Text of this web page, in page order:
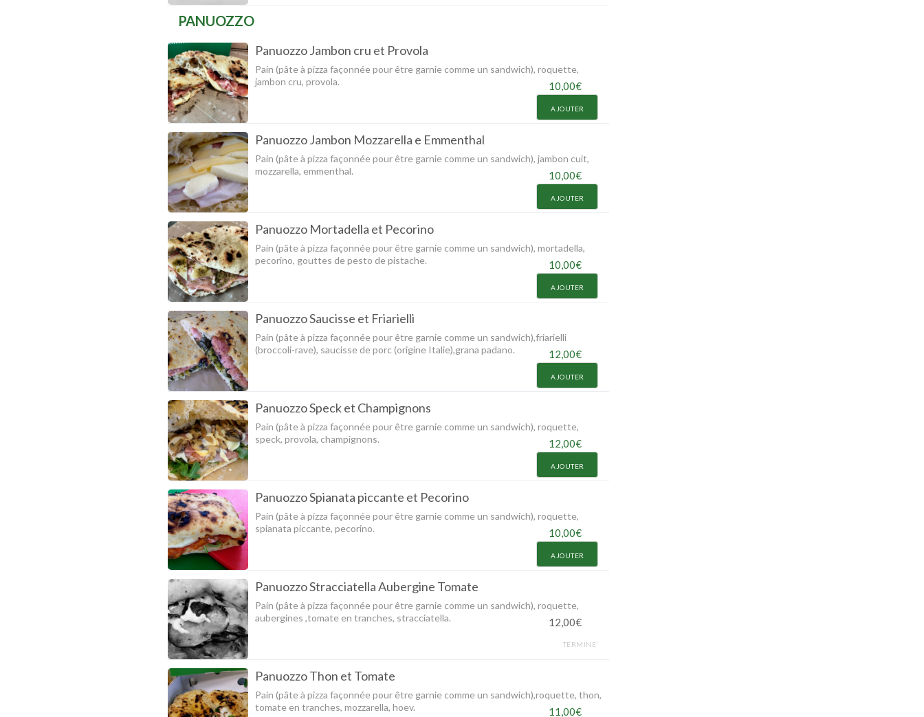
PANUOZZO
Panuozzo Jambon cru et Provola
Pain (pâte à pizza façonnée pour être garnie comme un sandwich), roquette,
jambon cru, provola.
10,00€
AJOUTER
Panuozzo Jambon Mozzarella e Emmenthal
Pain (pâte à pizza façonnée pour être garnie comme un sandwich), jambon cuit,
mozzarella, emmenthal.
10,00€
AJOUTER
Panuozzo Mortadella et Pecorino
Pain (pâte à pizza façonnée pour être garnie comme un sandwich), mortadella,
pecorino, gouttes de pesto de pistache.
10,00€
AJOUTER
Panuozzo Saucisse et Friarielli
Pain (pâte à pizza façonnée pour être garnie comme un sandwich),friarielli
(broccoli-rave), saucisse de porc (origine Italie),grana padano.
12,00€
AJOUTER
Panuozzo Speck et Champignons
Pain (pâte à pizza façonnée pour être garnie comme un sandwich), roquette,
speck, provola, champignons.
12,00€
AJOUTER
Panuozzo Spianata piccante et Pecorino
Pain (pâte à pizza façonnée pour être garnie comme un sandwich), roquette,
spianata piccante, pecorino.
10,00€
AJOUTER
Panuozzo Stracciatella Aubergine Tomate
Pain (pâte à pizza façonnée pour être garnie comme un sandwich), roquette,
aubergines ,tomate en tranches, stracciatella.
12,00€
TERMINE'
Panuozzo Thon et Tomate
Pain (pâte à pizza façonnée pour être garnie comme un sandwich),roquette, thon,
tomate en tranches, mozzarella, hoev.
11,00€